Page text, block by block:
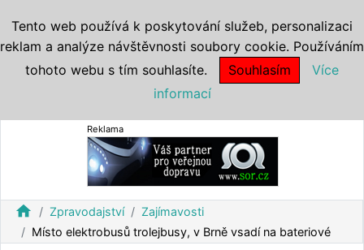
Reklama
home Zpravodajství
Zajímavosti
Místo elektrobusů trolejbusy, v Brně vsadí na bateriové
Tento web používá k poskytování služeb, personalizaci
reklam a analýze návštěvnosti soubory cookie. Používáním
tohoto webu s tím souhlasíte.
Souhlasím
Více
informací